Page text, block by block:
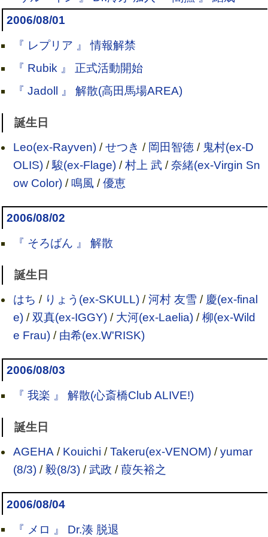
2006/08/01
『 レプリア 』 情報解禁
『 Rubik 』 正式活動開始
『 Jadoll 』 解散(高田馬場AREA)
誕生日
Leo(ex-Rayven)/せつき / 岡田智徳/ 鬼村(ex-D
OLIS)/駿(ex-Flage)/村上 武/奈緒(ex-Virgin Sn
ow Color)/鳴風 /優恵
2006/08/02
『 そろばん 』 解散
誕生日
はち / りょう(ex-SKULL)/河村 友雪 / 慶(ex-final
e)/ 双真(ex-IGGY)/ 大河(ex-Laelia)/柳(ex-Wild
e Frau)/ 由希(ex.W'RISK)
2006/08/03
『 我楽 』 解散(心斎橋Club ALIVE!)
誕生日
AGEHA / Kouichi /Takeru(ex-VENOM)/yumar
(8/3)/毅(8/3)/武政 /葭矢裕之
2006/08/04
『 メロ 』 Dr.湊 脱退